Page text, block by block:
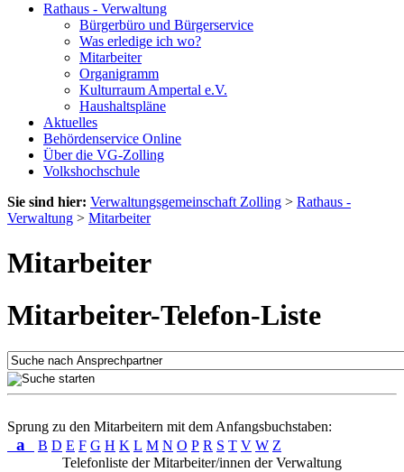
Rathaus - Verwaltung
Bürgerbüro und Bürgerservice
Was erledige ich wo?
Mitarbeiter
Organigramm
Kulturraum Ampertal e.V.
Haushaltspläne
Aktuelles
Behördenservice Online
Über die VG-Zolling
Volkshochschule
Sie sind hier: Verwaltungsgemeinschaft Zolling > Rathaus -
Verwaltung > Mitarbeiter
Mitarbeiter
Mitarbeiter-Telefon-Liste
Sprung zu den Mitarbeitern mit dem Anfangsbuchstaben:
a B D E F G H K L M N O P R S T V W Z
Telefonliste der Mitarbeiter/innen der Verwaltung